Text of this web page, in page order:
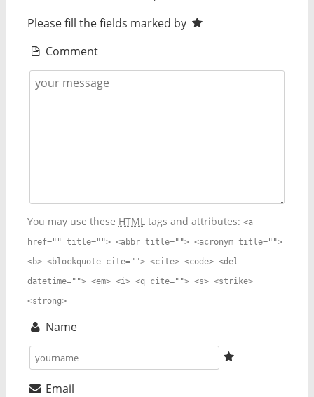
Please fill the fields marked by
Comment
You may use these HTMLtags and attributes: <a
href="" title=""> <abbr title=""> <acronym title="">
<b> <blockquote cite=""> <cite> <code> <del
datetime=""> <em> <i> <q cite=""> <s> <strike>
<strong>
Name
Email